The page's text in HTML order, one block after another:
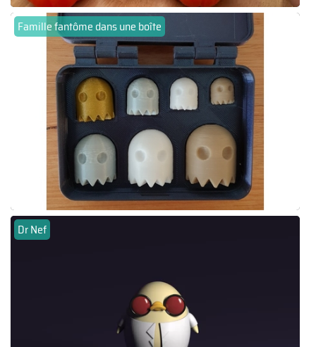
Famille fantôme dans une boîte
Dr Nef